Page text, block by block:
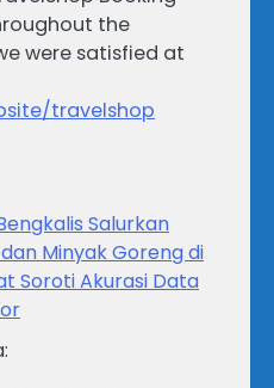
the
were satisfied at
travelshop
Salurkan
Minyak Goreng di
Soroti Akurasi Data